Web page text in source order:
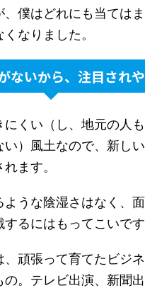
、僕はどれにも当ては
なりました。
ないから、注目され
にくい（し、地元の人
）風土なので、新し
ます。
うな陰湿さはなく、
るにはもってこいです
頑張って育てたビジ
の。テレビ出演、新聞